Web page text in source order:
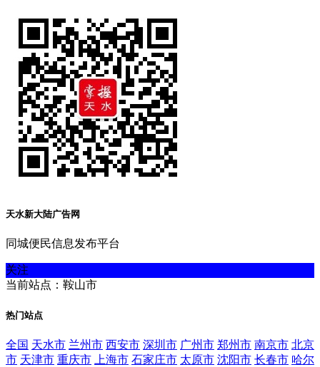
天水新大陆广告网
同城便民信息发布平台
关注
当前站点：鞍山市
热门站点
全国 天水市 兰州市 西安市 深圳市 广州市 郑州市 南京市 北京
市 天津市 重庆市 上海市 石家庄市 太原市 沈阳市 长春市 哈尔